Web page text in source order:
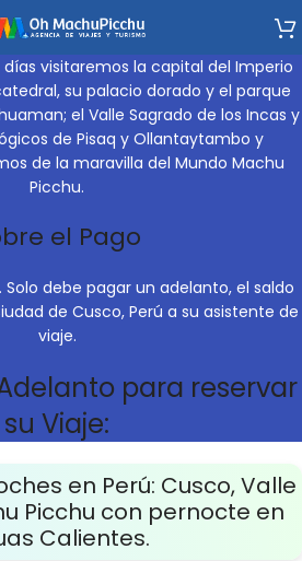
visitaremos la capital del Imperio
su palacio dorado y el parque
; el Valle Sagrado de los Incas y
de Pisaq y Ollantaytambo y
de la maravilla del Mundo Machu
Picchu.
el Pago
Solo debe pagar un adelanto, el saldo
de Cusco, Perú a su asistente de
viaje.
para reservar
su Viaje:
en Perú: Cusco, Valle
Picchu con pernocte en
Calientes.